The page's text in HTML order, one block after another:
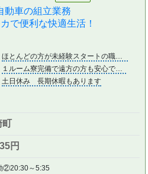
車の組立業務
で便利な快適生活！
ほとんどの方が未経験スタートの職場です
１ルーム寮完備で遠方の方も安心です♪
土日休み 長期休暇もあります
町
円
②20:30～5:35